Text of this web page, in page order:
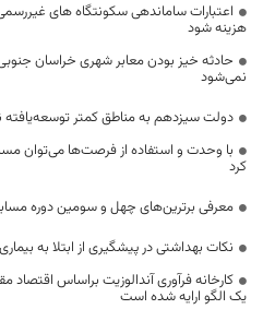
اعتبارات ساماندهی سکونتگاه های
هزینه شود
حادثه خیز بودن معابر شهری خراسان
نمی‌شود
دولت سیزدهم به مناطق کمتر توسعه‌یافته
با وحدت و استفاده از فرصت‌ها می‌توان
کرد
معرفی برترین‌های چهل و سومین دوره
نکات بهداشتی در پیشگیری از ابتلا به
کارخانه فرآوری آندالوزیت براساس اقتصاد
یک الگو ارایه شده است